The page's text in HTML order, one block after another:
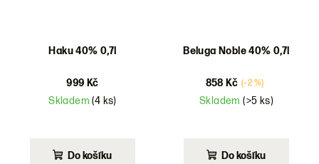
Haku 40% 0,7l
999 Kč
Skladem(4 ks)
Do košíku
Beluga Noble 40% 0,7l
858 Kč (–2 %)
Skladem(>5 ks)
Do košíku